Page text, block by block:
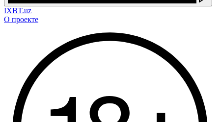
IXBT.uz
О проекте